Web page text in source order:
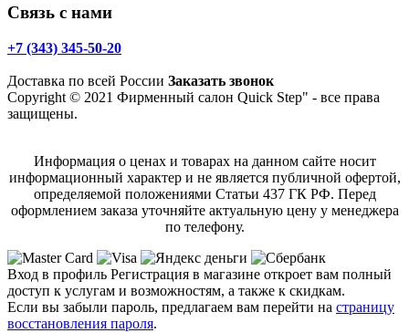
Связь с нами
+7 (343) 345-50-20
Доставка по всей России Заказать звонок
Copyright © 2021 Фирменный салон Quick Step" - все права
защищены.
Информация о ценах и товарах на данном сайте носит
информационный характер и не является публичной офертой,
определяемой положениями Статьи 437 ГК РФ. Перед
оформлением заказа уточняйте актуальную цену у менеджера
по телефону.
Вход в профиль Регистрация в магазине откроет вам полный
доступ к услугам и возможностям, а также к скидкам.
Если вы забыли пароль, предлагаем вам перейти на страницу
восстановления пароля.